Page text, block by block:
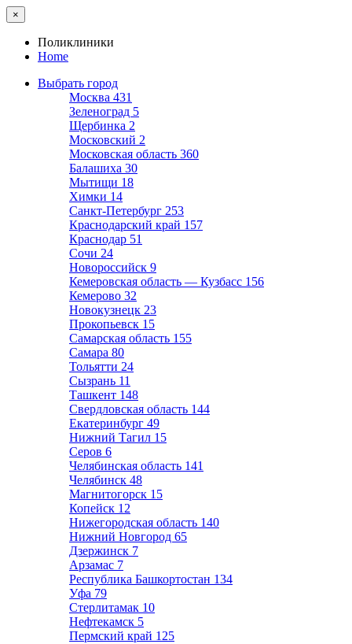
×
Поликлиники
Home
Выбрать город
Москва 431
Зеленоград 5
Щербинка 2
Московский 2
Московская область 360
Балашиха 30
Мытищи 18
Химки 14
Санкт-Петербург 253
Краснодарский край 157
Краснодар 51
Сочи 24
Новороссийск 9
Кемеровская область — Кузбасс 156
Кемерово 32
Новокузнецк 23
Прокопьевск 15
Самарская область 155
Самара 80
Тольятти 24
Сызрань 11
Ташкент 148
Свердловская область 144
Екатеринбург 49
Нижний Тагил 15
Серов 6
Челябинская область 141
Челябинск 48
Магнитогорск 15
Копейск 12
Нижегородская область 140
Нижний Новгород 65
Дзержинск 7
Арзамас 7
Республика Башкортостан 134
Уфа 79
Стерлитамак 10
Нефтекамск 5
Пермский край 125